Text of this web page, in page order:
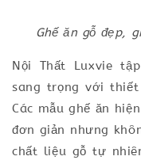
Ghế ăn gỗ đẹp,
Nội Thất Luxvie
sang trọng với
Các mẫu ghế ăn
đơn giản nhưng
chất liệu gỗ tự